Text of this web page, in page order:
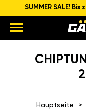
SUMMER SALE!
Hauptseite